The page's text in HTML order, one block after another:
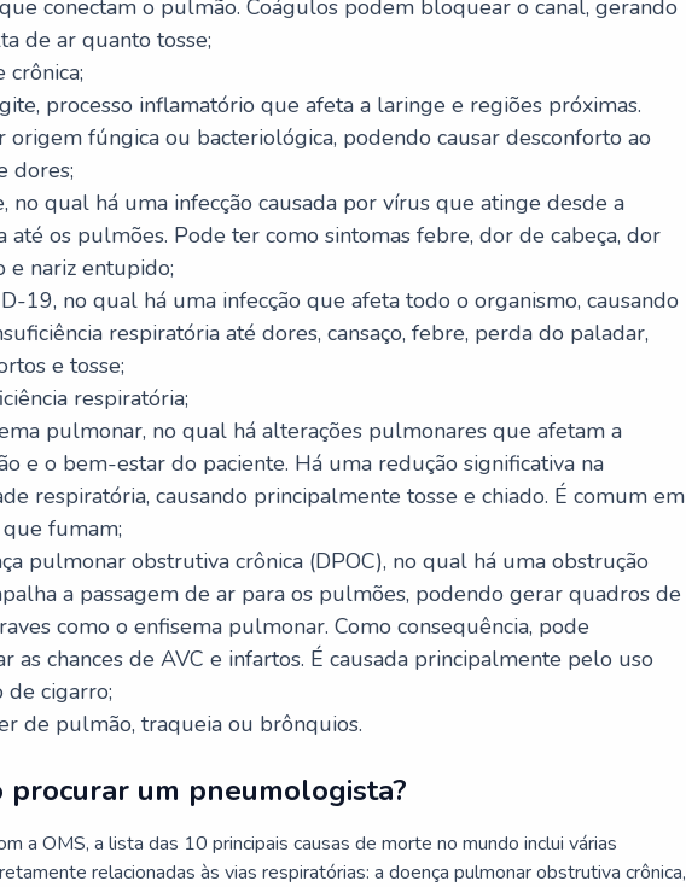
conectam o pulmão. Coágulos podem bloquear o canal, gerando
de ar quanto tosse;
crônica;
processo inflamatório que afeta a laringe e regiões próximas.
origem fúngica ou bacteriológica, podendo causar desconforto ao
dores;
no qual há uma infecção causada por vírus que atinge desde a
até os pulmões. Pode ter como sintomas febre, dor de cabeça, dor
e nariz entupido;
19, no qual há uma infecção que afeta todo o organismo, causando
respiratória até dores, cansaço, febre, perda do paladar,
e tosse;
respiratória;
pulmonar, no qual há alterações pulmonares que afetam a
e o bem-estar do paciente. Há uma redução significativa na
respiratória, causando principalmente tosse e chiado. É comum em
que fumam;
pulmonar obstrutiva crônica (DPOC), no qual há uma obstrução
a passagem de ar para os pulmões, podendo gerar quadros de
como o enfisema pulmonar. Como consequência, pode
as chances de AVC e infartos. É causada principalmente pelo uso
de cigarro;
de pulmão, traqueia ou brônquios.
procurar um pneumologista?
a OMS, a lista das 10 principais causas de morte no mundo inclui várias
relacionadas às vias respiratórias: a doença pulmonar obstrutiva crônica,